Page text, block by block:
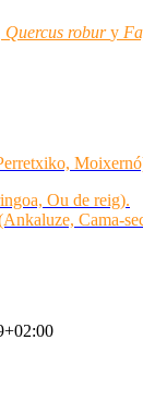
Quercus robury
Ou de reig).
Cama-